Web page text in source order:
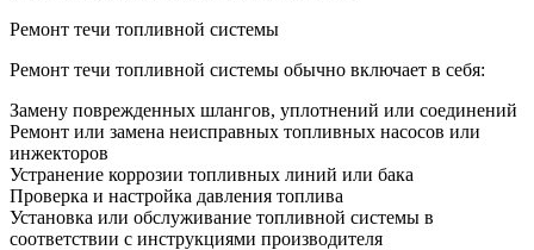
Ремонт течи топливной системы
Ремонт течи топливной системы обычно включает в себя:
Замену поврежденных шлангов, уплотнений или соединений
Ремонт или замена неисправных топливных насосов или
инжекторов
Устранение коррозии топливных линий или бака
Проверка и настройка давления топлива
Установка или обслуживание топливной системы в
соответствии с инструкциями производителя